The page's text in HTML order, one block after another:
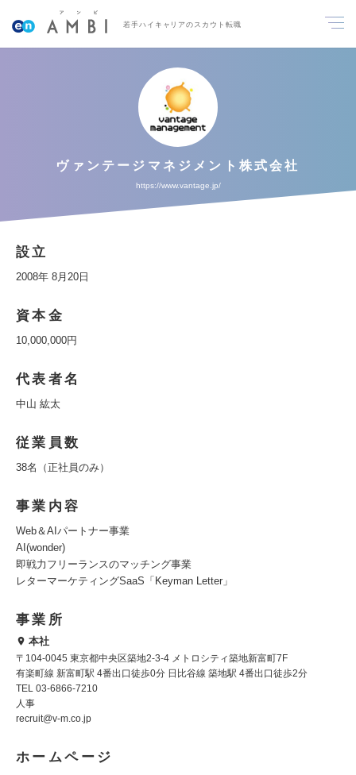
若手ハイキャリアのスカウト転職
ヴァンテージマネジメント株式会社
https://www.vantage.jp/
設立
2008年 8月20日
資本金
10,000,000円
代表者名
中山 紘太
従業員数
38名（正社員のみ）
事業内容
Web＆AIパートナー事業
AI(wonder)
即戦力フリーランスのマッチング事業
レターマーケティングSaaS「Keyman Letter」
事業所
本社
〒104-0045 東京都中央区築地2-3-4 メトロシティ築地新富町7F
有楽町線 新富町駅 4番出口徒歩0分 日比谷線 築地駅 4番出口徒歩2分
TEL 03-6866-7210
人事
recruit@v-m.co.jp
ホームページ